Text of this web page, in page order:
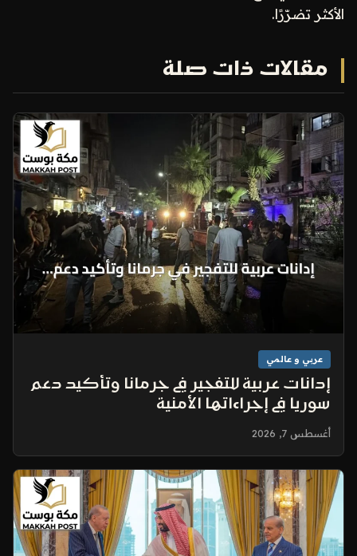
الأكثر تضرّرًا.
مقالات ذات صلة
عربي و عالمي
إدانات عربية للتفجير في جرمانا وتأكيد دعم
سوريا في إجراءاتها الأمنية
أغسطس 7, 2026